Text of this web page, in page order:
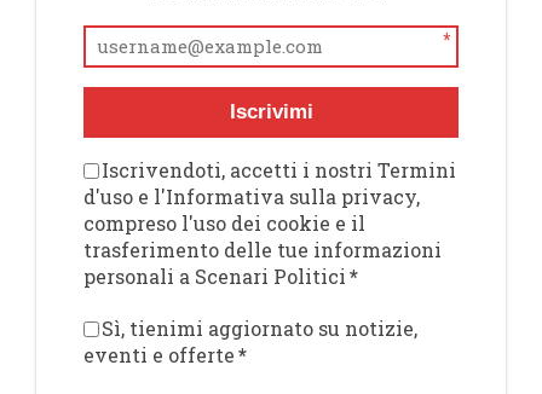
*
Iscrivimi
Iscrivendoti, accetti i nostri Termini
d'uso e l'Informativa sulla privacy,
compreso l'uso dei cookie e il
trasferimento delle tue informazioni
personali a Scenari Politici*
Sì, tienimi aggiornato su notizie,
eventi e offerte*